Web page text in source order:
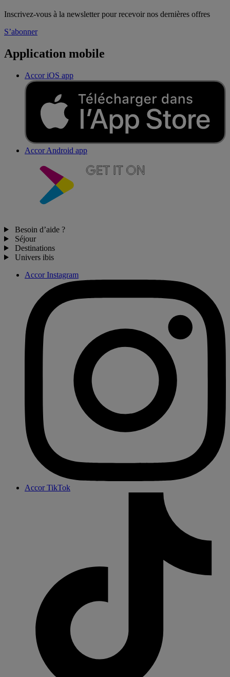
Inscrivez-vous à la newsletter pour recevoir nos dernières offres
S’abonner
Application mobile
Accor iOS app
Accor Android app
Besoin d’aide ?
Séjour
Destinations
Univers ibis
Accor Instagram
Accor TikTok